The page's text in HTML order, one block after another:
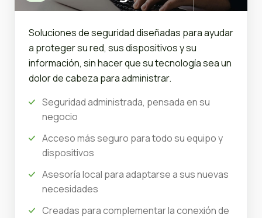
Soluciones de seguridad diseñadas para ayudar
a proteger su red, sus dispositivos y su
información, sin hacer que su tecnología sea un
dolor de cabeza para administrar.
Seguridad administrada, pensada en su
negocio
Acceso más seguro para todo su equipo y
dispositivos
Asesoría local para adaptarse a sus nuevas
necesidades
Creadas para complementar la conexión de